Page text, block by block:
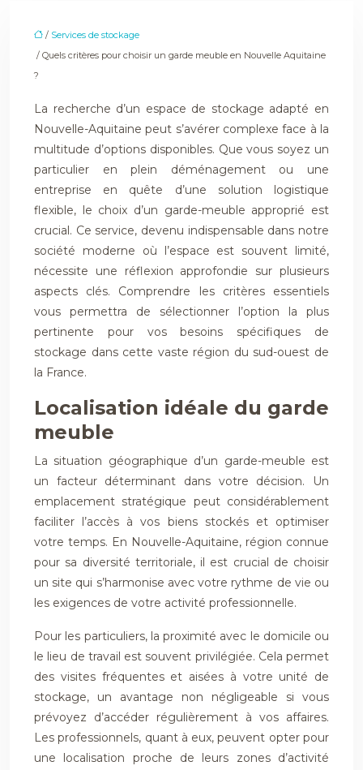
/ Services de stockage
/ Quels critères pour choisir un garde meuble en Nouvelle Aquitaine
?
La recherche d’un espace de stockage adapté en
Nouvelle-Aquitaine peut s’avérer complexe face à la
multitude d’options disponibles. Que vous soyez un
particulier en plein déménagement ou une
entreprise en quête d’une solution logistique
flexible, le choix d’un garde-meuble approprié est
crucial. Ce service, devenu indispensable dans notre
société moderne où l’espace est souvent limité,
nécessite une réflexion approfondie sur plusieurs
aspects clés. Comprendre les critères essentiels
vous permettra de sélectionner l’option la plus
pertinente pour vos besoins spécifiques de
stockage dans cette vaste région du sud-ouest de
la France.
Localisation idéale du garde
meuble
La situation géographique d’un garde-meuble est
un facteur déterminant dans votre décision. Un
emplacement stratégique peut considérablement
faciliter l’accès à vos biens stockés et optimiser
votre temps. En Nouvelle-Aquitaine, région connue
pour sa diversité territoriale, il est crucial de choisir
un site qui s’harmonise avec votre rythme de vie ou
les exigences de votre activité professionnelle.
Pour les particuliers, la proximité avec le domicile ou
le lieu de travail est souvent privilégiée. Cela permet
des visites fréquentes et aisées à votre unité de
stockage, un avantage non négligeable si vous
prévoyez d’accéder régulièrement à vos affaires.
Les professionnels, quant à eux, peuvent opter pour
une localisation proche de leurs zones d’activité